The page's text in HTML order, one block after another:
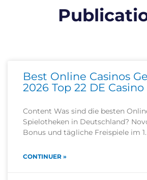
Best Online Casinos
2026 Top 22 DE
Content Was sind die besten
Spielotheken in Deutschland?
Bonus und tägliche Freispiele im 1.
CONTINUER »